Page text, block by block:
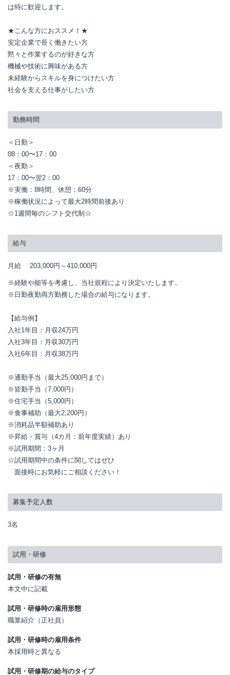
は特に歓迎します。
★こんな方におススメ！★
安定企業で長く働きたい方
黙々と作業するのが好きな方
機械や技術に興味がある方
未経験からスキルを身につけたい方
社会を支える仕事がしたい方
勤務時間
＜日勤＞
08：00〜17：00
＜夜勤＞
17：00〜翌2：00
※実働：8時間、休憩：60分
※稼働状況によって最大2時間前後あり
☆1週間毎のシフト交代制☆
給与
月給 203,000円～ 410,000円
※経験や能等を考慮し、当社規程により決定いたします。
※日勤夜勤両方勤務した場合の給与になります。
【給与例】
入社1年目：月収24万円
入社3年目：月収30万円
入社6年目：月収38万円
※通勤手当（最大25,000円まで）
※皆勤手当（7,000円）
※住宅手当（5,000円）
※食事補助（最大2,200円）
※消耗品半額補助あり
※昇給・賞与（4カ月：前年度実績）あり
※試用期間：3ヶ月
☆試用期間中の条件に関してはぜひ
面接時にお気軽にご相談ください！
募集予定人数
3名
試用・研修
試用・研修の有無
本文中に記載
試用・研修時の雇用形態
職業紹介（正社員）
試用・研修時の雇用条件
本採用時と異なる
試用・研修期の給与のタイプ